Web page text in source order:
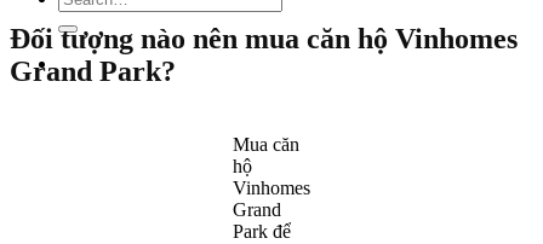
Đối tượng nào nên mua căn hộ Vinhomes
Grand Park?
Mua căn
hộ
Vinhomes
Grand
Park để